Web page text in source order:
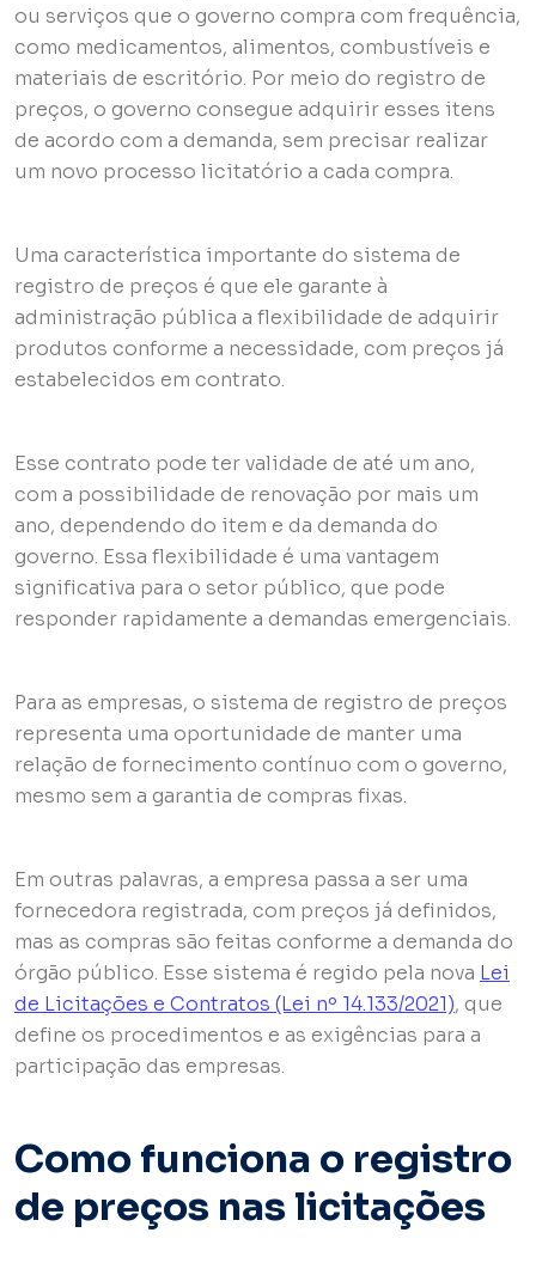
ou serviços que o governo compra com frequência,
como medicamentos, alimentos, combustíveis e
materiais de escritório. Por meio do registro de
preços, o governo consegue adquirir esses itens
de acordo com a demanda, sem precisar realizar
um novo processo licitatório a cada compra.
Uma característica importante do sistema de
registro de preços é que ele garante à
administração pública a flexibilidade de adquirir
produtos conforme a necessidade, com preços já
estabelecidos em contrato.
Esse contrato pode ter validade de até um ano,
com a possibilidade de renovação por mais um
ano, dependendo do item e da demanda do
governo. Essa flexibilidade é uma vantagem
significativa para o setor público, que pode
responder rapidamente a demandas emergenciais.
Para as empresas, o sistema de registro de preços
representa uma oportunidade de manter uma
relação de fornecimento contínuo com o governo,
mesmo sem a garantia de compras fixas.
Em outras palavras, a empresa passa a ser uma
fornecedora registrada, com preços já definidos,
mas as compras são feitas conforme a demanda do
órgão público. Esse sistema é regido pela nova Lei
de Licitações e Contratos (Lei nº 14.133/2021), que
define os procedimentos e as exigências para a
participação das empresas.
Como funciona o registro
de preços nas licitações